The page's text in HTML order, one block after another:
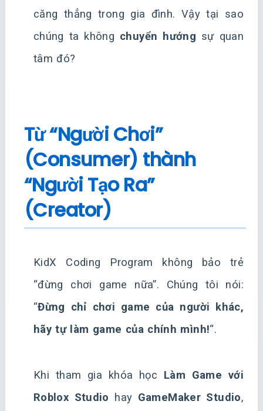
căng thẳng trong gia đình. Vậy tại sao
chúng ta không chuyển hướng sự quan
tâm đó?
Từ “Người Chơi”
(Consumer) thành
“Người Tạo Ra”
(Creator)
KidX Coding Program không bảo trẻ
“đừng chơi game nữa”. Chúng tôi nói:
“Đừng chỉ chơi game của người khác,
hãy tự làm game của chính mình!“.
Khi tham gia khóa học
Làm Game với
Roblox Studio
hay GameMaker Studio,